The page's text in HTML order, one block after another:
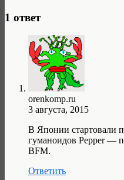
1 ответ
orenkomp.ru
3 августа, 2015
В Японии стартовали
гуманоидов Pepper —
BFM.
Ответить